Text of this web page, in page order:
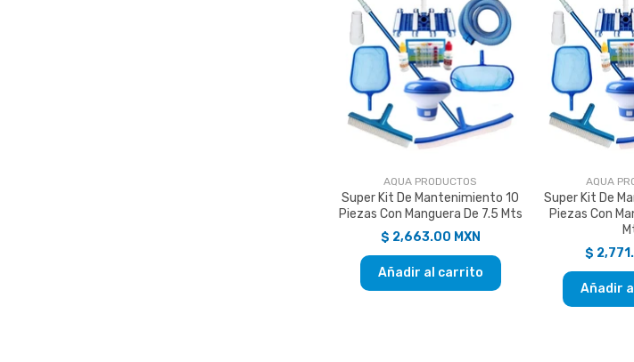
AQUA PRODUCTOS
Super Kit De Mantenimiento 10
Piezas Con Manguera De 7.5 Mts
$ 2,663.00 MXN
Añadir al carrito
AQUA
Super Kit De
Piezas Con
$
Añadir